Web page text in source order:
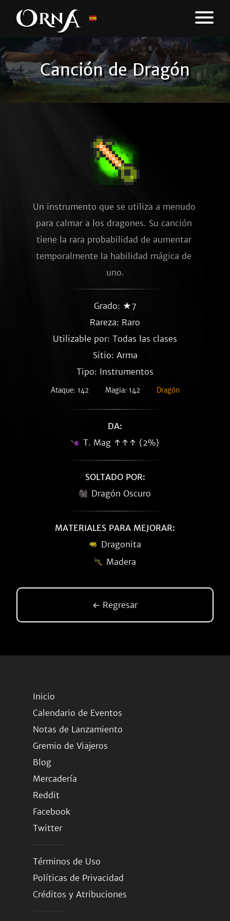
Canción de Dragón
Un instrumento que se utiliza a menudo
para calmar a los dragones. Su canción
tiene la rara probabilidad de aumentar
temporalmente la habilidad mágica de
uno.
Grado: ★7
Rareza: Raro
Utilizable por: Todas las clases
Sitio: Arma
Tipo: Instrumentos
Ataque: 142 Magia: 142 Dragón
DA:
T. Mag ↑↑↑ (2%)
SOLTADO POR:
Dragón Oscuro
MATERIALES PARA MEJORAR:
Dragonita
Madera
← Regresar
Inicio
Calendario de Eventos
Notas de Lanzamiento
Gremio de Viajeros
Blog
Mercadería
Reddit
Facebook
Twitter
Términos de Uso
Políticas de Privacidad
Créditos y Atribuciones